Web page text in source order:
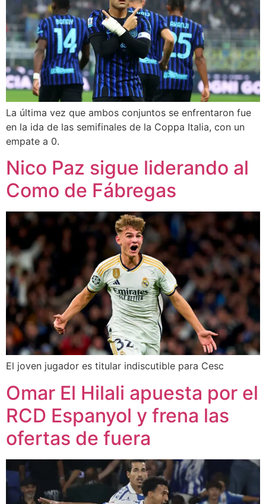
La última vez que ambos conjuntos se enfrentaron fue
en la ida de las semifinales de la Coppa Italia, con un
empate a 0.
Nico Paz sigue liderando al
Como de Fábregas
El joven jugador es titular indiscutible para Cesc
Omar El Hilali apuesta por el
RCD Espanyol y frena las
ofertas de fuera